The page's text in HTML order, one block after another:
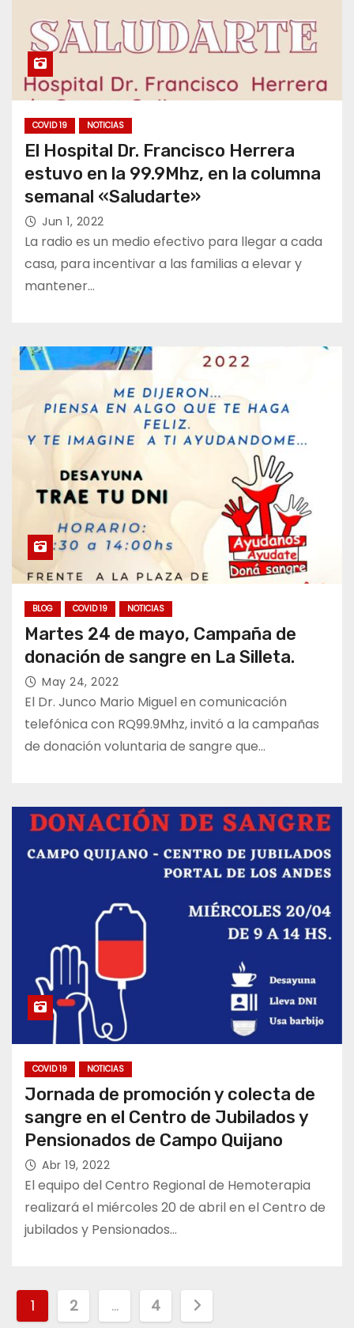
COVID 19 NOTICIAS
El Hospital Dr. Francisco Herrera
estuvo en la 99.9Mhz, en la columna
semanal «Saludarte»
Jun 1, 2022
La radio es un medio efectivo para llegar a cada
casa, para incentivar a las familias a elevar y
mantener…
BLOG COVID 19 NOTICIAS
Martes 24 de mayo, Campaña de
donación de sangre en La Silleta.
May 24, 2022
El Dr. Junco Mario Miguel en comunicación
telefónica con RQ99.9Mhz, invitó a la campañas
de donación voluntaria de sangre que…
COVID 19 NOTICIAS
Jornada de promoción y colecta de
sangre en el Centro de Jubilados y
Pensionados de Campo Quijano
Abr 19, 2022
El equipo del Centro Regional de Hemoterapia
realizará el miércoles 20 de abril en el Centro de
jubilados y Pensionados…
1 2 … 4